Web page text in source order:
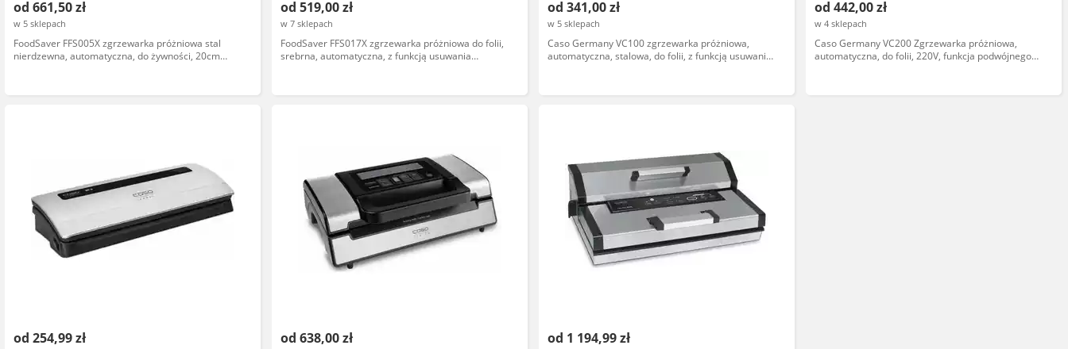
od 661,50 zł
w 5 sklepach
FoodSaver FFS005X zgrzewarka próżniowa stal
nierdzewna, automatyczna, do żywności, 20cm
od 519,00 zł
w 7 sklepach
FoodSaver FFS017X zgrzewarka próżniowa do folii,
srebrna, automatyczna, z funkcją usuwania
od 341,00 zł
w 5 sklepach
Caso Germany VC100 zgrzewarka próżniowa,
automatyczna, stalowa, do folii, z funkcją usuwania
od 442,00 zł
w 4 sklepach
Caso Germany VC200 Zgrzewarka próżniowa,
automatyczna, do folii, 220V, funkcja podwójnego
od 254,99 zł od 638,00 zł od 1 194,99 zł